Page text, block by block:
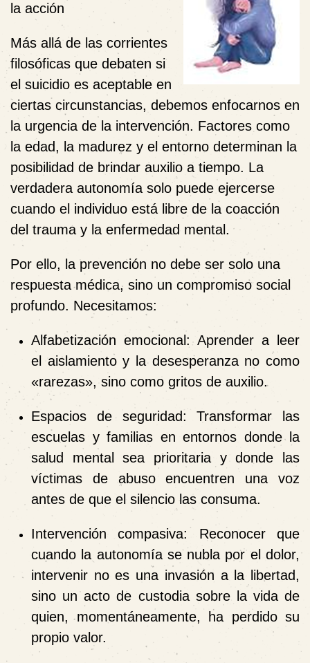
la acción
Más allá de las corrientes
filosóficas que debaten si
el suicidio es aceptable en
ciertas circunstancias, debemos enfocarnos en
la urgencia de la intervención. Factores como
la edad, la madurez y el entorno determinan la
posibilidad de brindar auxilio a tiempo. La
verdadera autonomía solo puede ejercerse
cuando el individuo está libre de la coacción
del trauma y la enfermedad mental.
Por ello, la prevención no debe ser solo una
respuesta médica, sino un compromiso social
profundo. Necesitamos:
Alfabetización emocional: Aprender a leer
el aislamiento y la desesperanza no como
«rarezas», sino como gritos de auxilio.
Espacios de seguridad: Transformar las
escuelas y familias en entornos donde la
salud mental sea prioritaria y donde las
víctimas de abuso encuentren una voz
antes de que el silencio las consuma.
Intervención compasiva:
Reconocer que
cuando la autonomía se nubla por el dolor,
intervenir no es una invasión a la libertad,
sino un acto de custodia sobre la vida de
quien, momentáneamente, ha perdido su
propio valor.